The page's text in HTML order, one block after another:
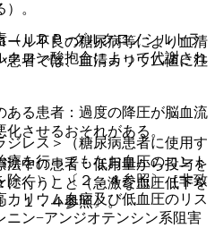
（ＵＤＰ−グルクロノシルトラ
クロン酸抱合によって代謝され
ジレス＞（糖尿病患者に使用す
療を行ってもなお血圧のコント
除く））〔２．４参照〕［非致
リウム血症及び低血圧のリス
ニン−アンジオテンシン系阻害
。
ール不良の糖尿病等により血清
患者では、血清カリウム値に注
る患者：過度の降圧が脳血流
させるおそれがある。
中の患者：低用量から投与を
に行うこと（急激な血圧低下を
．１．４参照〕。